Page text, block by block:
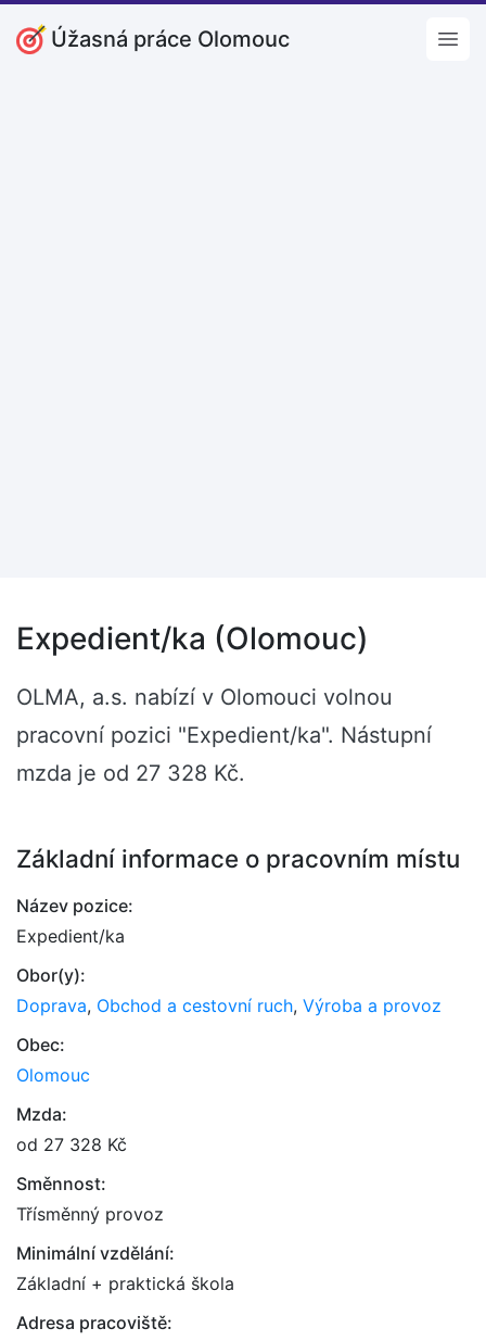
Úžasná práce Olomouc
Expedient/ka (Olomouc)
OLMA, a.s. nabízí v Olomouci volnou
pracovní pozici "Expedient/ka". Nástupní
mzda je od 27 328 Kč.
Základní informace o pracovním místu
Název pozice:
Expedient/ka
Obor(y):
Doprava, Obchod a cestovní ruch, Výroba a provoz
Obec:
Olomouc
Mzda:
od 27 328 Kč
Směnnost:
Třísměnný provoz
Minimální vzdělání:
Základní + praktická škola
Adresa pracoviště: